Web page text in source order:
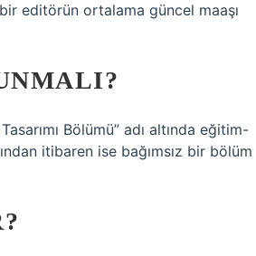
editörün ortalama güncel maaşı
Bölümü” adı altında eğitim-
itibaren ise bağımsız bir bölüm